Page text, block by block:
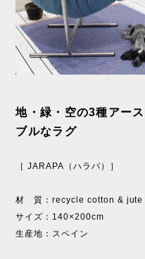
地・緑・空の3種アー
ブルなラグ
［ JARAPA（ハラパ）］
材 質：recycle cotton & jute
サイズ：140×200cm
生産地：スペイン